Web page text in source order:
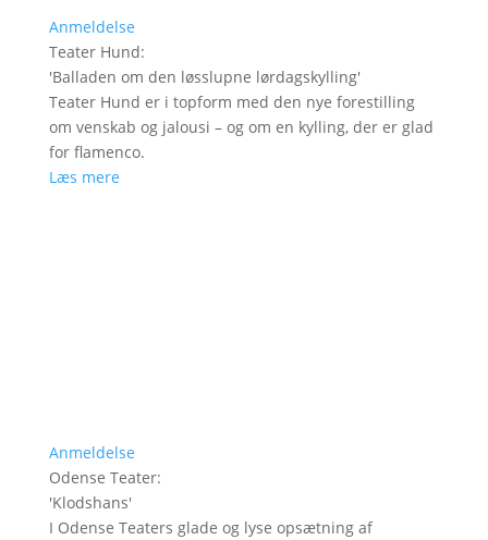
Anmeldelse
Teater Hund:
'Balladen om den løsslupne lørdagskylling'
Teater Hund er i topform med den nye forestilling
om venskab og jalousi – og om en kylling, der er glad
for flamenco.
Læs mere
Anmeldelse
Odense Teater:
'Klodshans'
I Odense Teaters glade og lyse opsætning af